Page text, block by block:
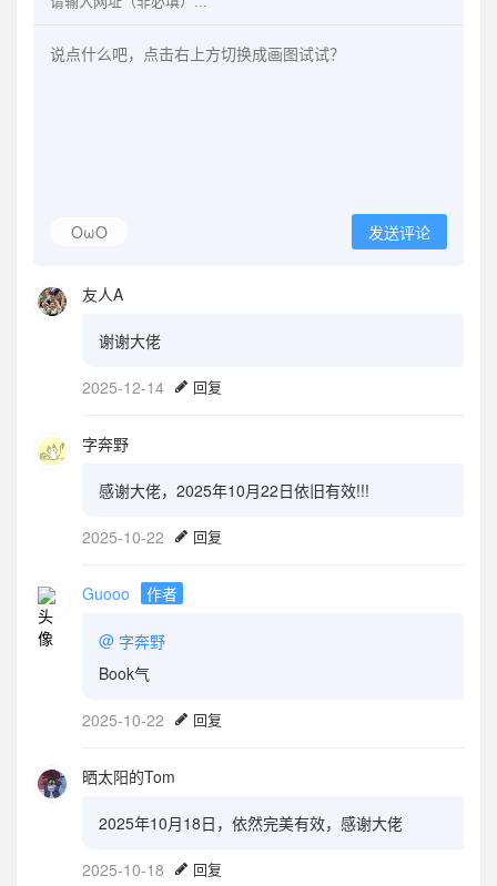
OωO 发送评论
友人A
谢谢大佬
2025-12-14 回复
字奔野
感谢大佬，2025年10月22日依旧有效!!!
2025-10-22 回复
Guooo 作者
@ 字奔野
Book气
2025-10-22 回复
晒太阳的Tom
2025年10月18日，依然完美有效，感谢大佬
2025-10-18 回复